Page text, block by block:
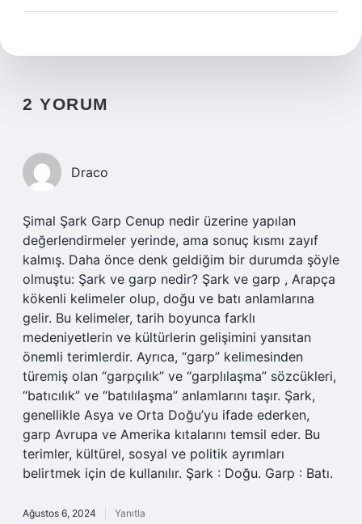
2 YORUM
Draco
Şimal Şark Garp Cenup nedir üzerine yapılan
değerlendirmeler yerinde, ama sonuç kısmı zayıf
kalmış. Daha önce denk geldiğim bir durumda şöyle
olmuştu: Şark ve garp nedir? Şark ve garp , Arapça
kökenli kelimeler olup, doğu ve batı anlamlarına
gelir. Bu kelimeler, tarih boyunca farklı
medeniyetlerin ve kültürlerin gelişimini yansıtan
önemli terimlerdir. Ayrıca, “garp” kelimesinden
türemiş olan “garpçılık” ve “garplılaşma” sözcükleri,
“batıcılık” ve “batılılaşma” anlamlarını taşır. Şark,
genellikle Asya ve Orta Doğu’yu ifade ederken,
garp Avrupa ve Amerika kıtalarını temsil eder. Bu
terimler, kültürel, sosyal ve politik ayrımları
belirtmek için de kullanılır. Şark : Doğu. Garp : Batı.
Ağustos 6, 2024 Yanıtla